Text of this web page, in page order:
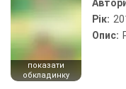
показати
обкладинку
Рік:
Опис: